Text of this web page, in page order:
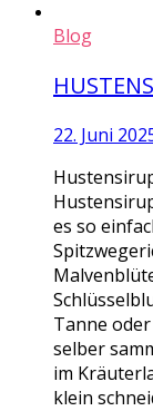
Blog
22. Juni
es so
Tanne
selber
im
klein